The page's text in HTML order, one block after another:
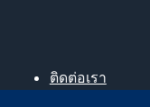
ติดต่อเรา